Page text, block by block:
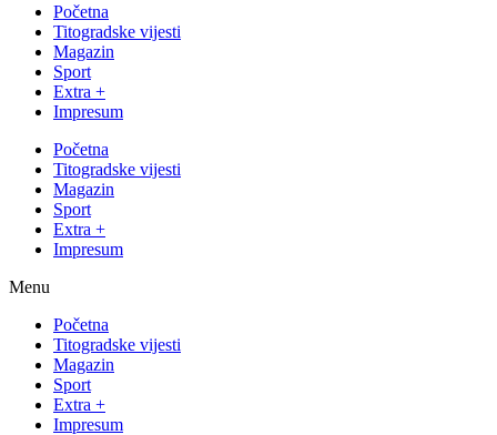
Početna
Titogradske vijesti
Magazin
Sport
Extra +
Impresum
Početna
Titogradske vijesti
Magazin
Sport
Extra +
Impresum
Menu
Početna
Titogradske vijesti
Magazin
Sport
Extra +
Impresum